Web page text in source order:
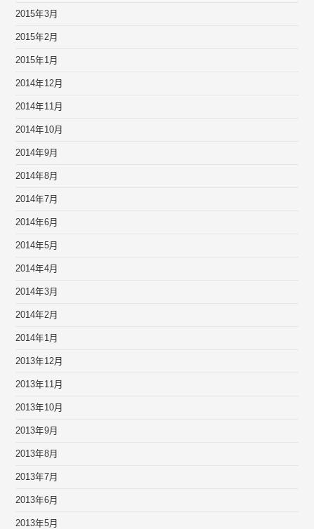
2015年3月
2015年2月
2015年1月
2014年12月
2014年11月
2014年10月
2014年9月
2014年8月
2014年7月
2014年6月
2014年5月
2014年4月
2014年3月
2014年2月
2014年1月
2013年12月
2013年11月
2013年10月
2013年9月
2013年8月
2013年7月
2013年6月
2013年5月